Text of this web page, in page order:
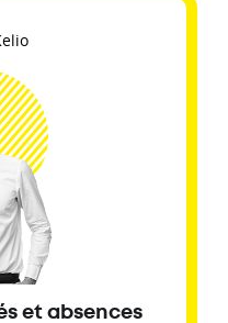
et absences